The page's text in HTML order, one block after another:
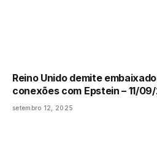
Reino Unido demite
conexões com Epstein – 11/
setembro 12, 2025